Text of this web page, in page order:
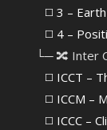
⠀⠀◻️ 3 –
⠀⠀◻️ 4 –
⠀└─ 🔀 Inter
⠀⠀◻️ ICCT –
⠀⠀◻️ ICCM –
⠀⠀◻️ ICCC –